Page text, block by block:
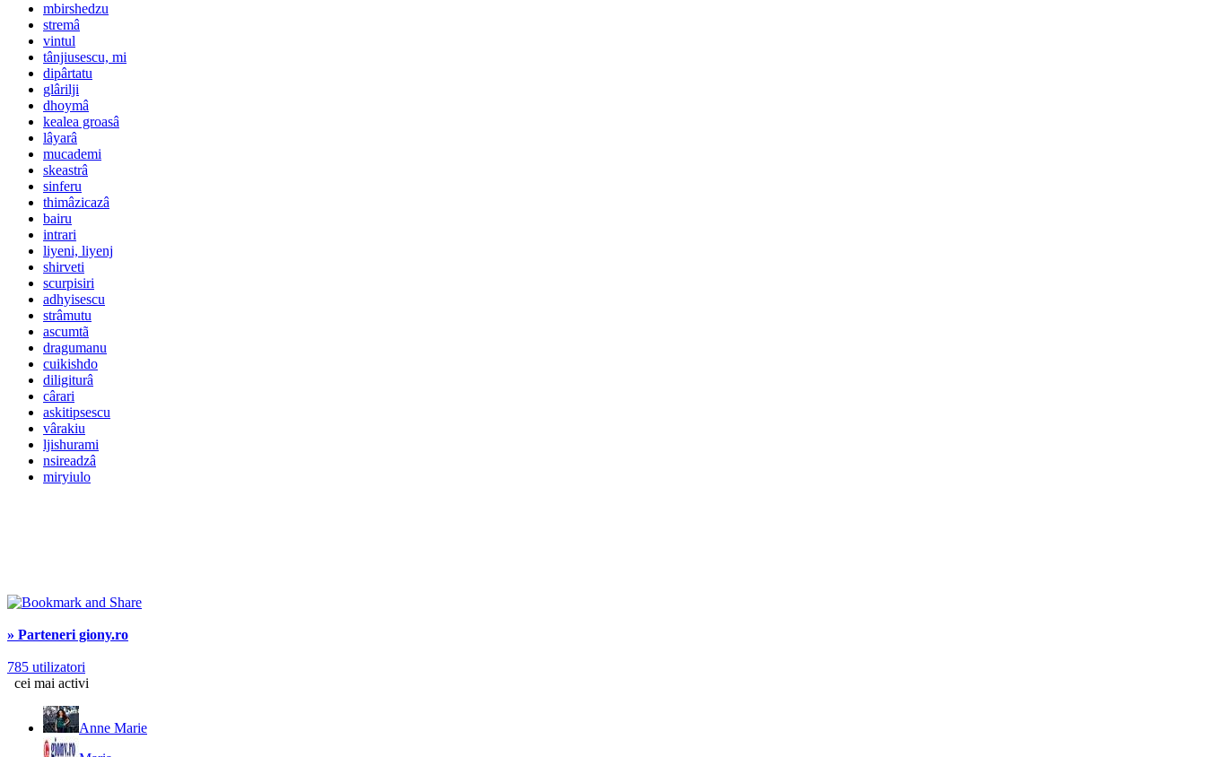
mbirshedzu
stremâ
vintul
tânjiusescu, mi
dipârtatu
glârilji
dhoymâ
kealea groasâ
lâyarâ
mucademi
skeastrâ
sinferu
thimâzicazâ
bairu
intrari
liyeni, liyenj
shirveti
scurpisiri
adhyisescu
strâmutu
ascumtã
dragumanu
cuikishdo
diligiturâ
cârari
askitipsescu
vârakiu
ljishurami
nsireadzâ
miryiulo
» Parteneri giony.ro
785 utilizatori
cei mai activi
Anne Marie